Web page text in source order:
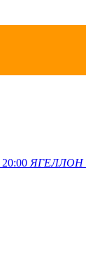
20:00 ЯГЕЛЛОН